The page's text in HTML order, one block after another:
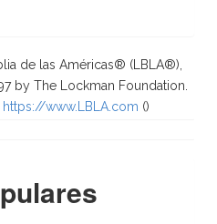
de las Américas® (LBLA®),
by The Lockman Foundation.
https://www.LBLA.com ()